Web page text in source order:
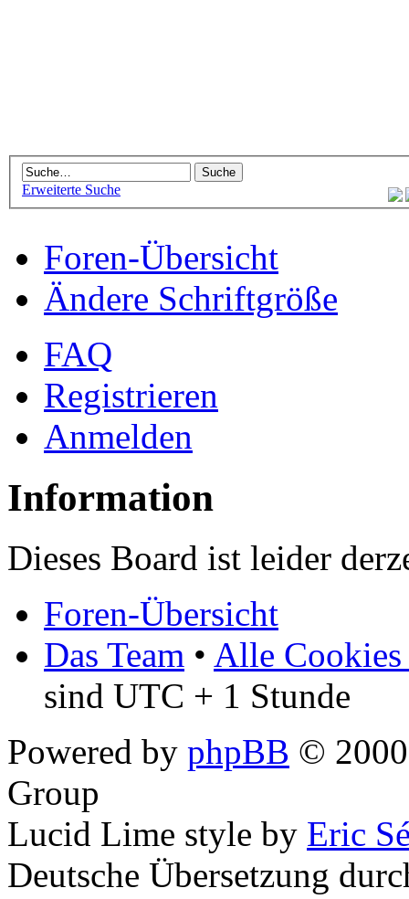
Erweiterte Suche
Foren-Übersicht
Ändere Schriftgröße
FAQ
Registrieren
Anmelden
Information
Dieses Board ist leider
Foren-Übersicht
Das Team • Alle Cookies
sind UTC + 1 Stunde
Powered by phpBB ©
Group
Lucid Lime style by Eric
Deutsche Übersetzung